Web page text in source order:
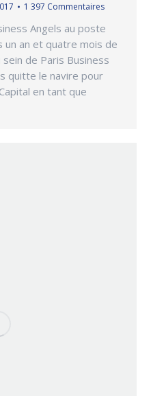
1 397 Commentaires
Angels au poste
un an et quatre mois de
de Paris Business
quitte le navire pour
en tant que